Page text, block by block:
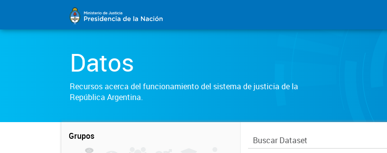
Datos
Recursos acerca del funcionamiento del sistema de justicia de la
República Argentina.
Grupos